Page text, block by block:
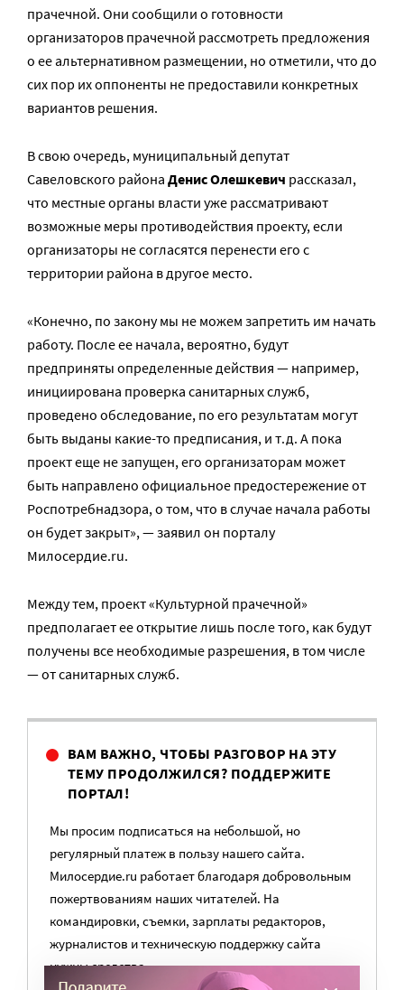
прачечной. Они сообщили о готовности
организаторов прачечной рассмотреть предложения
о ее альтернативном размещении, но отметили, что до
сих пор их оппоненты не предоставили конкретных
вариантов решения.
В свою очередь, муниципальный депутат
Савеловского района Денис Олешкевич рассказал,
что местные органы власти уже рассматривают
возможные меры противодействия проекту, если
организаторы не согласятся перенести его с
территории района в другое место.
«Конечно, по закону мы не можем запретить им начать
работу. После ее начала, вероятно, будут
предприняты определенные действия — например,
инициирована проверка санитарных служб,
проведено обследование, по его результатам могут
быть выданы какие-то предписания, и т.д. А пока
проект еще не запущен, его организаторам может
быть направлено официальное предостережение от
Роспотребнадзора, о том, что в случае начала работы
он будет закрыт», — заявил он порталу
Милосердие.ru.
Между тем, проект «Культурной прачечной»
предполагает ее открытие лишь после того, как будут
получены все необходимые разрешения, в том числе
— от санитарных служб.
ВАМ ВАЖНО, ЧТОБЫ РАЗГОВОР НА ЭТУ
ТЕМУ ПРОДОЛЖИЛСЯ? ПОДДЕРЖИТЕ
ПОРТАЛ!
Мы просим подписаться на небольшой, но
регулярный платеж в пользу нашего сайта.
Милосердие.ru работает благодаря добровольным
пожертвованиям наших читателей. На
командировки, съемки, зарплаты редакторов,
журналистов и техническую поддержку сайта
нужны средства.